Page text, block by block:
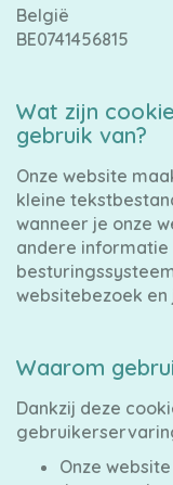
luiers
Maten
&
Series
België
BE0741456815
Wat zijn
gebruik van?
Onze website
kleine
wanneer je onze
andere
websitebezoek
Waarom
Dankzij deze
Onze